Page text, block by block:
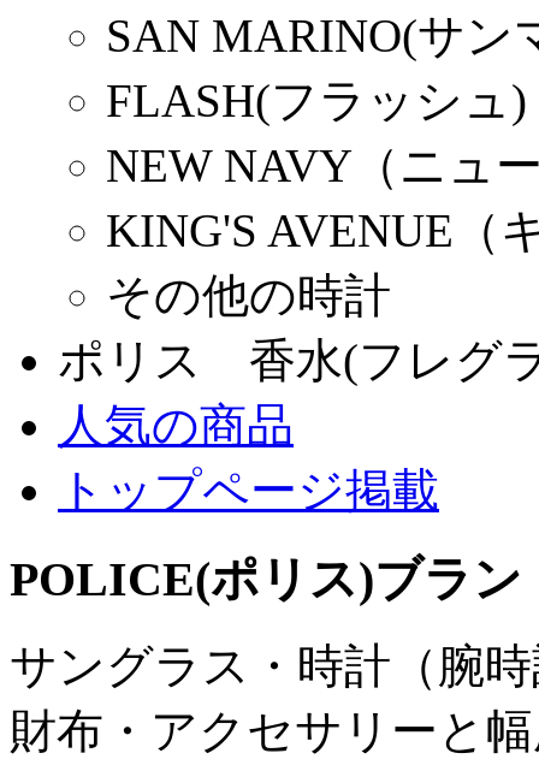
SAN MARINO(サン
FLASH(フラッシュ)
NEW NAVY（ニュ
KING'S AVENUE（
その他の時計
ポリス 香水(フレグ
人気の商品
トップページ掲載
POLICE(ポリス)ブラン
サングラス・時計（腕
財布・アクセサリーと